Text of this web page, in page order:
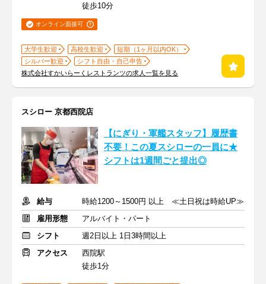
徒歩10分
オンライン面接可
大学生歓迎 高校生歓迎
短期（1ヶ月以内OK）
シルバー歓迎
シフト自由・自己申告
株式会社すかいらーくレストランツの求人一覧を見る
スシロー 京都西院店
【にぎり・軍艦スタッフ】履歴書
不要！この夏スシローの一員に★
シフトは1週間ごと提出◎
給与
時給1200～1500円 以上 ≪土日祝は時給UP≫
雇用形態
アルバイト・パート
シフト
週2日以上 1日3時間以上
アクセス
西院駅
徒歩1分